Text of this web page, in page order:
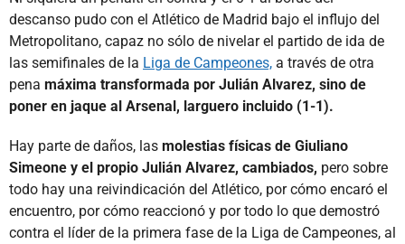
descanso pudo con el Atlético de Madrid bajo el influjo del
Metropolitano, capaz no sólo de nivelar el partido de ida de
las semifinales de la Liga de Campeones, a través de otra
pena máxima transformada por Julián Alvarez, sino de
poner en jaque al Arsenal, larguero incluido (1-1).
Hay parte de daños, las molestias físicas de Giuliano
Simeone y el propio Julián Alvarez, cambiados, pero sobre
todo hay una reivindicación del Atlético, por cómo encaró el
encuentro, por cómo reaccionó y por todo lo que demostró
contra el líder de la primera fase de la Liga de Campeones, al